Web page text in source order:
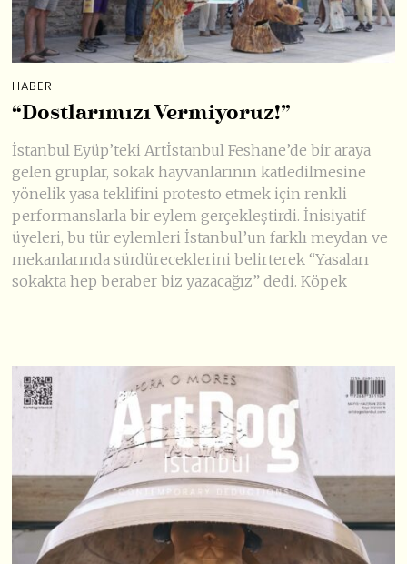
HABER
“Dostlarımızı Vermiyoruz!”
İstanbul Eyüp’teki Artİstanbul Feshane’de bir araya
gelen gruplar, sokak hayvanlarının katledilmesine
yönelik yasa teklifini protesto etmek için renkli
performanslarla bir eylem gerçekleştirdi. İnisiyatif
üyeleri, bu tür eylemleri İstanbul’un farklı meydan ve
mekanlarında sürdüreceklerini belirterek “Yasaları
sokakta hep beraber biz yazacağız” dedi. Köpek